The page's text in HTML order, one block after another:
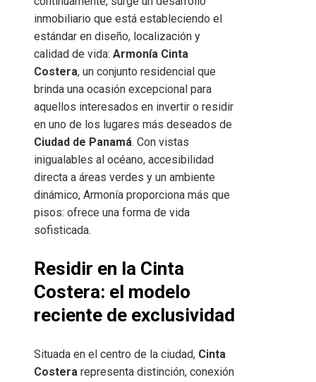
inmobiliario que está estableciendo el
estándar en diseño, localización y
calidad de vida: Armonía Cinta
Costera, un conjunto residencial que
brinda una ocasión excepcional para
aquellos interesados en invertir o residir
en uno de los lugares más deseados de
Ciudad de Panamá. Con vistas
inigualables al océano, accesibilidad
directa a áreas verdes y un ambiente
dinámico, Armonía proporciona más que
pisos: ofrece una forma de vida
sofisticada.
Residir en la Cinta
Costera: el modelo
reciente de exclusividad
Situada en el centro de la ciudad, Cinta
Costera representa distinción, conexión